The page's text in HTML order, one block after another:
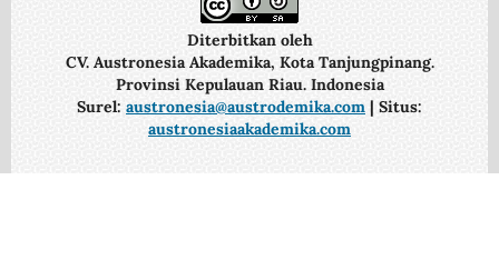
Diterbitkan oleh
CV. Austronesia Akademika, Kota Tanjungpinang.
Provinsi Kepulauan Riau. Indonesia
Surel: austronesia@austrodemika.com | Situs:
austronesiaakademika.com